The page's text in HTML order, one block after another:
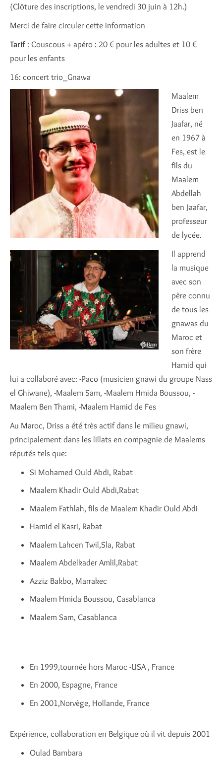
(Clôture des inscriptions, le vendredi 30 juin à 12h.)
Merci de faire circuler cette information
Tarif: Couscous + apéro : 20 € pour les adultes et 10 €
pour les enfants
16: concert trio_Gnawa
Maalem
Driss ben
Jaafar, né
en 1967 à
Fes, est le
fils du
Maalem
Abdellah
ben Jaafar,
professeur
de lycée.
Il apprend
la musique
avec son
père connu
de tous les
gnawas du
Maroc et
son frère
Hamid qui
lui a collaboré avec: -Paco (musicien gnawi du groupe Nass
el Ghiwane), -Maalem Sam, -Maalem Hmida Boussou, -
Maalem Ben Thami, -Maalem Hamid de Fes
Au Maroc, Driss a été très actif dans le milieu gnawi,
principalement dans les lillats en compagnie de Maalems
réputés tels que:
Si Mohamed Ould Abdi, Rabat
Maalem Khadir Ould Abdi,Rabat
Maalem Fathlah, fils de Maalem Khadir Ould Abdi
Hamid el Kasri, Rabat
Maalem Lahcen Twil,Sla, Rabat
Maalem Abdelkader Amlil,Rabat
Azziz Bakbo, Marrakec
Maalem Hmida Boussou, Casablanca
Maalem Sam, Casablanca
En 1999,tournée hors Maroc -USA , France
En 2000, Espagne, France
En 2001,Norvège, Hollande, France
Expérience, collaboration en Belgique où il vit depuis 2001
Oulad Bambara